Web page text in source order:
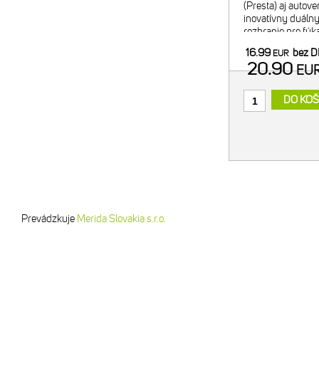
(Presta) aj
inovatívny
rozhranie pre
- regulácia f
16.99EUR bez
20.90
DO
Prevádzkuje Merida Slovakia s.r.o.